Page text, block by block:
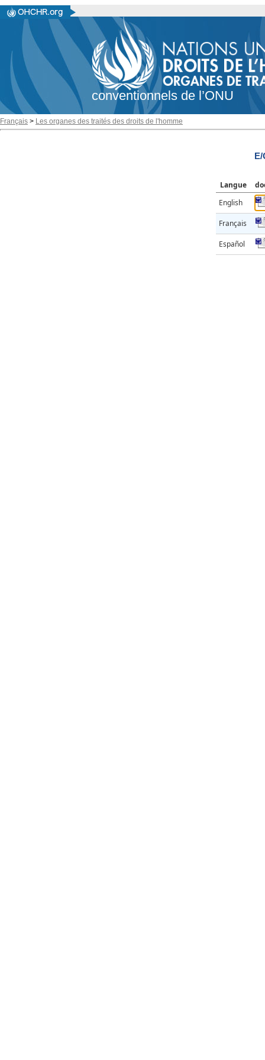
conventionnels de l’ONU
Français > Les organes des traités des droits de l'homme
E/
Langue
English
Français
Español